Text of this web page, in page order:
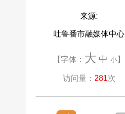
来源:
吐鲁番市融媒体中心
【字体： 大 中 小】
访问量： 281次